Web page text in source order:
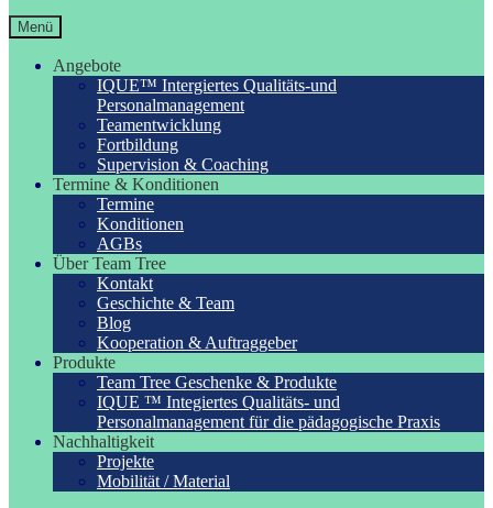
Menü
Angebote
IQUE™ Intergiertes Qualitäts-und
Personalmanagement
Teamentwicklung
Fortbildung
Supervision & Coaching
Termine & Konditionen
Termine
Konditionen
AGBs
Über Team Tree
Kontakt
Geschichte & Team
Blog
Kooperation & Auftraggeber
Produkte
Team Tree Geschenke & Produkte
IQUE ™ Integiertes Qualitäts- und
Personalmanagement für die pädagogische Praxis
Nachhaltigkeit
Projekte
Mobilität / Material